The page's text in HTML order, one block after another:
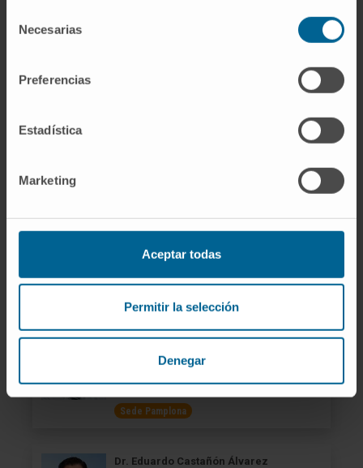
Necesarias
Preferencias
Estadística
Marketing
Aceptar todas
Permitir la selección
Denegar
Director
Dr. Bartolomé Bejarano Herruzo
Ver Curriculum
Sede Pamplona
Dr. Eduardo Castañón Álvarez